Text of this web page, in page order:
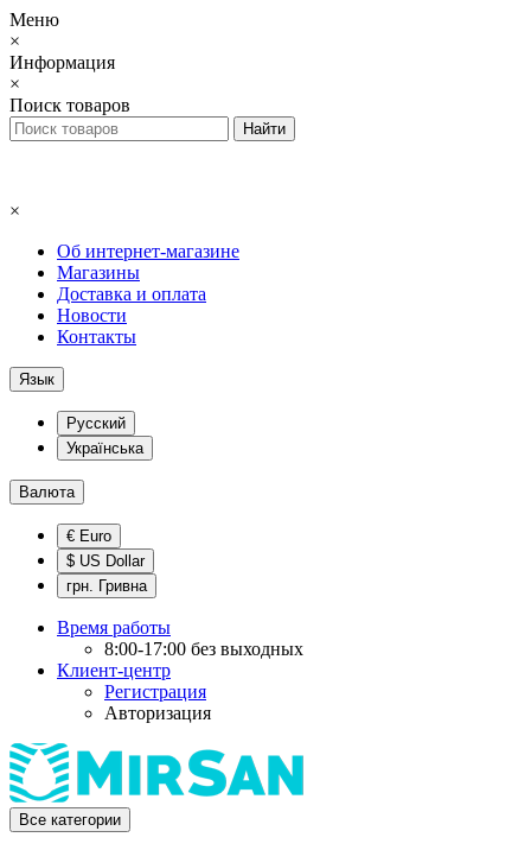
Меню
×
Информация
×
Поиск товаров
×
Об интернет-магазине
Магазины
Доставка и оплата
Новости
Контакты
Язык
Русский
Українська
Валюта
€ Euro
$ US Dollar
грн. Гривна
Время работы
8:00-17:00 без выходных
Клиент-центр
Регистрация
Авторизация
Все категории